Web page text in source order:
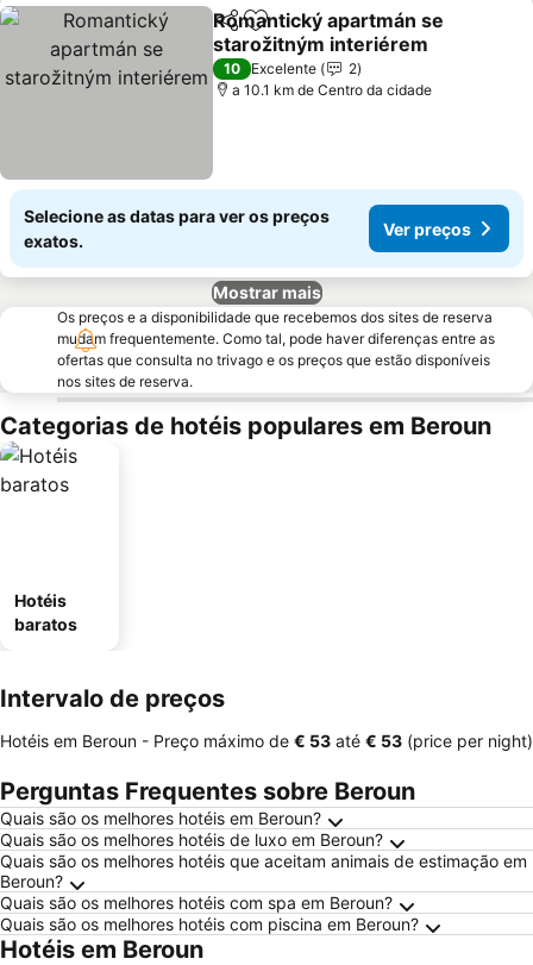
PartilharAdicionar aos favoritos
Romantický apartmán se
starožitným interiérem
10 Excelente
2
a 10.1 km de Centro da cidade
Selecione as datas para ver os preços
exatos.
Ver preços
Mostrar mais
Os preços e a disponibilidade que recebemos dos sites de reserva
mudam frequentemente. Como tal, pode haver diferenças entre as
ofertas que consulta no trivago e os preços que estão disponíveis
nos sites de reserva.
Categorias de hotéis populares em Beroun
Hotéis
baratos
Intervalo de preços
Hotéis em Beroun - Preço máximo de ‎€ 53 até ‎€ 53 (price per night)
Perguntas Frequentes sobre Beroun
Quais são os melhores hotéis em Beroun?
Quais são os melhores hotéis de luxo em Beroun?
Quais são os melhores hotéis que aceitam animais de estimação em
Beroun?
Quais são os melhores hotéis com spa em Beroun?
Quais são os melhores hotéis com piscina em Beroun?
Hotéis em Beroun